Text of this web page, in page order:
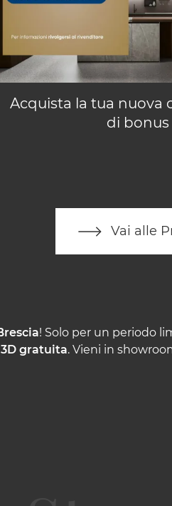
Acquista la tua nuova
di bonus
Vai alle
! Solo per un periodo
gratuita. Vieni in